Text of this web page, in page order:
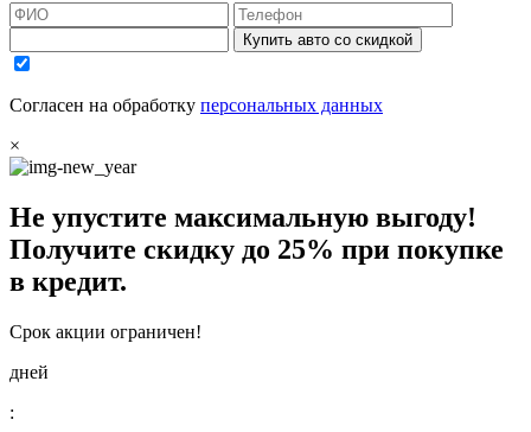
Купить авто со скидкой
Согласен на обработку персональных данных
×
Не упустите максимальную выгоду!
Получите скидку до 25% при покупке
в кредит.
Срок акции ограничен!
дней
: